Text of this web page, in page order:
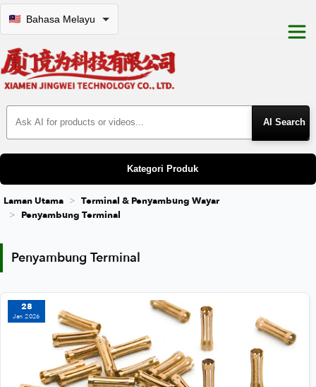
Bahasa Melayu
Search Products
Kategori Produk
Laman Utama
Terminal & Penyambung Wayar
Penyambung Terminal
Penyambung Terminal
28
Jan 2026